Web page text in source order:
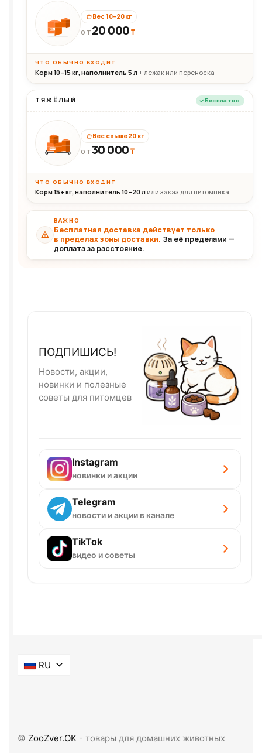
20кг
Вес 10–20 кг
ОТ 20 000₸
ЧТО ОБЫЧНО ВХОДИТ
Корм 10–15 кг, наполнитель 5 л+ лежак или переноска
ТЯЖЁЛЫЙ Бесплатно
30+кг
Вес свыше 20 кг
ОТ30 000₸
ЧТО ОБЫЧНО ВХОДИТ
Корм 15+ кг, наполнитель 10–20 л или заказ для питомника
ВАЖНО
Бесплатная доставка действует только
в пределах зоны доставки. За её пределами —
доплата за расстояние.
ПОДПИШИСЬ!
Новости, акции,
новинки и полезные
советы для питомцев
Instagram
новинки и акции
Telegram
новости и акции в канале
TikTok
видео и советы
RU
© ZooZver.OK - товары для домашних животных